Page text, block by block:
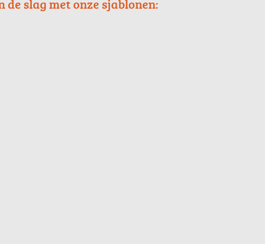
de slag met onze sjablonen: